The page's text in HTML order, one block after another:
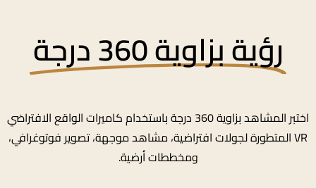
رؤية بزاوية 360 درجة
اختبر المشاهد بزاوية 360 درجة باستخدام كاميرات الواقع الافتراضي
VR المتطورة لجولات افتراضية، مشاهد موجهة، تصوير فوتوغرافي،
ومخططات أرضية.